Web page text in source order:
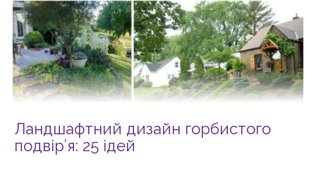
Ландшафтний дизайн горбистого
подвір’я: 25 ідей